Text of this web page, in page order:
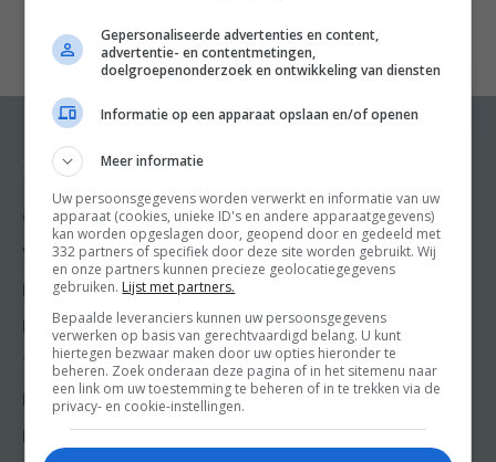
houden.
nHet immuunsysteem is een verdedigingsmechanisme
dat ons beschermt tegen indringers zoals virussen en
bacteriën. Een optimaal werkend immuunsysteem is
dus belangrijk voor onze gezondheid. Er zijn steeds
meer aanwijzingen dat bepaalde stoffen in onze
voeding een positieve invloed hebben op de werking
van het immuunsysteem.
nWelke voedingsmiddelen helpen om het
immuunsysteem gezond en sterk te houden? Lees het
in ‘Voeding & Immuunsysteem’, het tweede deel van de
Recepten
Gangen
Voorgerecht
Hoofdgerecht
Nagerecht
Tussengerecht
Lunch recepten
Shop
Food & Travel
Kooktips
Win
Gepersonaliseerde advertenties en content,
advertentie- en contentmetingen,
doelgroepenonderzoek en ontwikkeling van diensten
Informatie op een apparaat opslaan en/of openen
Meer informatie
Uw persoonsgegevens worden verwerkt en informatie van uw
apparaat (cookies, unieke ID's en andere apparaatgegevens)
kan worden opgeslagen door, geopend door en gedeeld met
332 partners of specifiek door deze site worden gebruikt. Wij
en onze partners kunnen precieze geolocatiegegevens
gebruiken. Lijst met partners.
Bepaalde leveranciers kunnen uw persoonsgegevens
verwerken op basis van gerechtvaardigd belang. U kunt
hiertegen bezwaar maken door uw opties hieronder te
beheren. Zoek onderaan deze pagina of in het sitemenu naar
een link om uw toestemming te beheren of in te trekken via de
privacy- en cookie-instellingen.